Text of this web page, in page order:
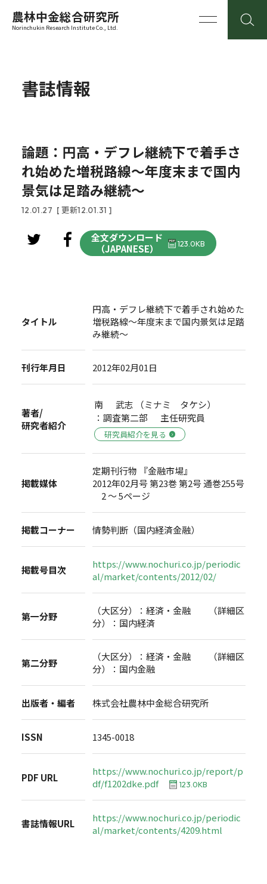
農林中金総合研究所
Norinchukin Research Institute Co., Ltd.
書誌情報
論題：円高・デフレ継続下で着手さ
れ始めた増税路線～年度末まで国内
景気は足踏み継続～
12.01.27 [ 更新12.01.31 ]
全文ダウンロード
（JAPANESE）
123.0KB
タイトル
円高・デフレ継続下で着手され始めた
増税路線～年度末まで国内景気は足踏
み継続～
刊行年月日 2012年02月01日
著者/
研究者紹介
南 武志 （ミナミ タケシ）
：調査第二部 主任研究員
研究員紹介を見る
掲載媒体
定期刊行物 『金融市場』
2012年02月号 第23巻 第2号 通巻255号
2 ～ 5ページ
掲載コーナー 情勢判断（国内経済金融）
掲載号目次
https://www.nochuri.co.jp/periodic
al/market/contents/2012/02/
第一分野
（大区分）：経済・金融 （詳細区
分）：国内経済
第二分野
（大区分）：経済・金融 （詳細区
分）：国内金融
出版者・編者 株式会社農林中金総合研究所
ISSN 1345-0018
PDF URL
https://www.nochuri.co.jp/report/p
df/f1202dke.pdf
123.0KB
書誌情報URL
https://www.nochuri.co.jp/periodic
al/market/contents/4209.html